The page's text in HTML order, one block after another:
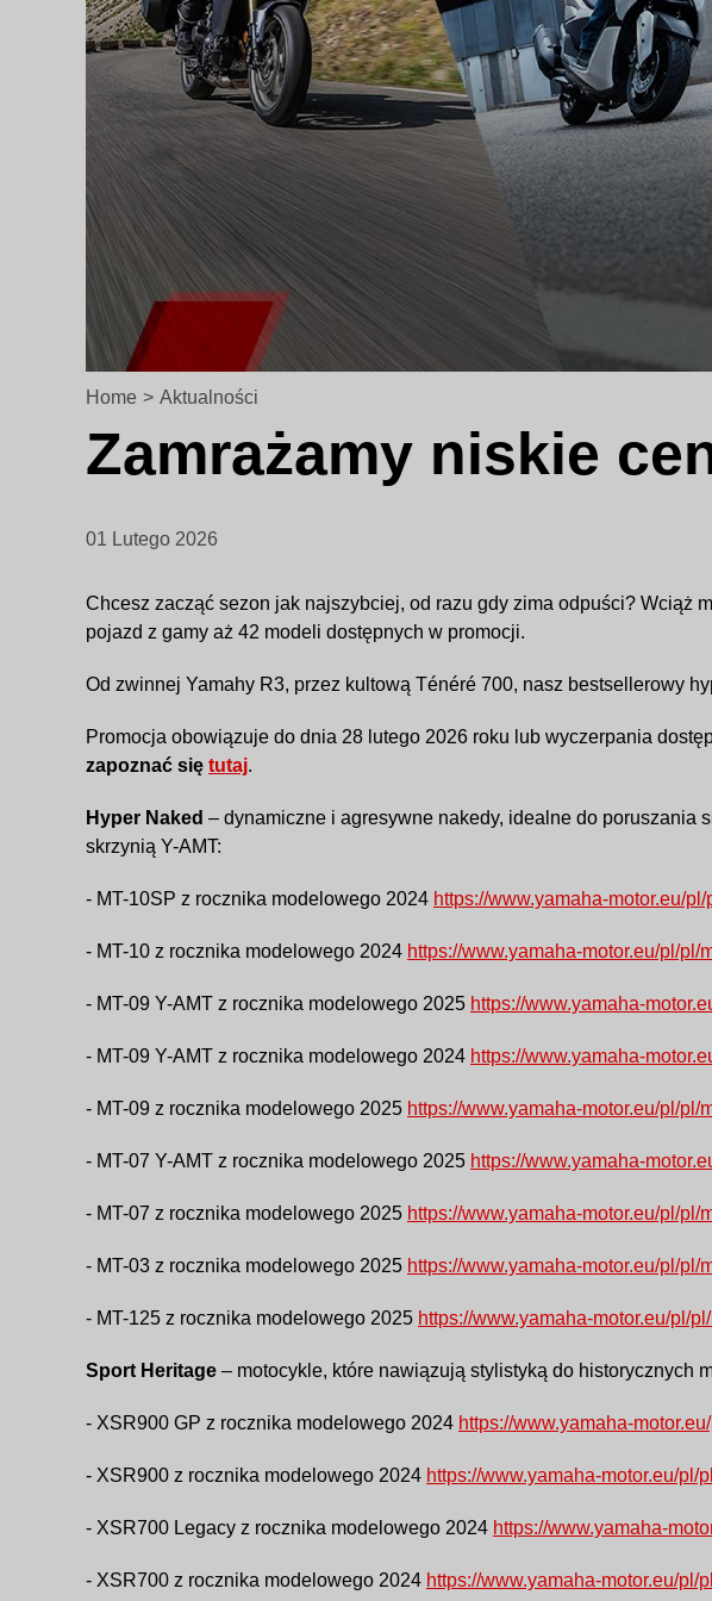
Home > Aktualności
Zamrażamy niskie
01 Lutego 2026
Chcesz zacząć sezon jak najszybciej, od razu gdy zima odpuści? Wciąż
pojazd z gamy aż 42 modeli dostępnych w promocji.
Od zwinnej Yamahy R3, przez kultową Ténéré 700, nasz bestsellerowy
Promocja obowiązuje do dnia 28 lutego 2026 roku lub wyczerpania
zapoznać się tutaj.
Hyper Naked – dynamiczne i agresywne nakedy, idealne do poruszania
skrzynią Y-AMT:
- MT-10SP z rocznika modelowego 2024 https://www.yamaha-motor.eu/
- MT-10 z rocznika modelowego 2024 https://www.yamaha-motor.eu/pl/
- MT-09 Y-AMT z rocznika modelowego 2025 https://www.yamaha-
- MT-09 Y-AMT z rocznika modelowego 2024 https://www.yamaha-
- MT-09 z rocznika modelowego 2025 https://www.yamaha-motor.eu/pl/
- MT-07 Y-AMT z rocznika modelowego 2025 https://www.yamaha-
- MT-07 z rocznika modelowego 2025 https://www.yamaha-motor.eu/pl/
- MT-03 z rocznika modelowego 2025 https://www.yamaha-motor.eu/pl/
- MT-125 z rocznika modelowego 2025 https://www.yamaha-motor.eu/pl/
Sport Heritage – motocykle, które nawiązują stylistyką do historycznych
- XSR900 GP z rocznika modelowego 2024 https://www.yamaha-
- XSR900 z rocznika modelowego 2024 https://www.yamaha-motor.eu/
- XSR700 Legacy z rocznika modelowego 2024 https://www.yamaha-
- XSR700 z rocznika modelowego 2024 https://www.yamaha-motor.eu/